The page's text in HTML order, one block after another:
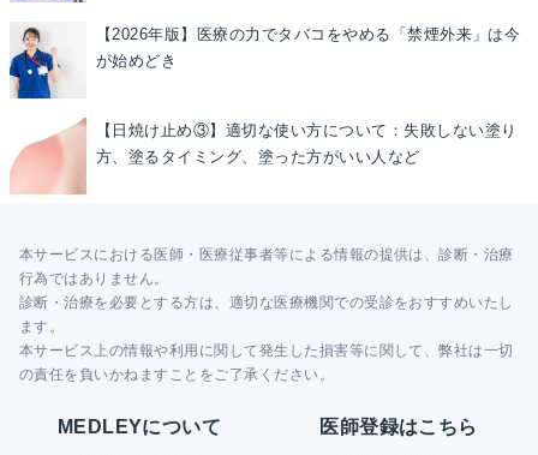
【2026年版】医療の力でタバコをやめる「禁煙外来」は今
が始めどき
【日焼け止め③】適切な使い方について：失敗しない塗り
方、塗るタイミング、塗った方がいい人など
本サービスにおける医師・医療従事者等による情報の提供は、診断・治療
行為ではありません。
診断・治療を必要とする方は、適切な医療機関での受診をおすすめいたし
ます。
本サービス上の情報や利用に関して発生した損害等に関して、弊社は一切
の責任を負いかねますことをご了承ください。
MEDLEYについて 医師登録はこちら